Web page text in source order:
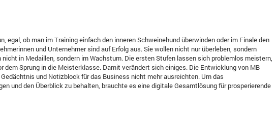
egal, ob man im Training einfach den inneren Schweinehund überwinden oder im Finale den
und Unternehmer sind auf Erfolg aus. Sie wollen nicht nur überleben, sondern
in Medaillen, sondern im Wachstum. Die ersten Stufen lassen sich problemlos meistern,
dem Sprung in die Meisterklasse. Damit verändert sich einiges. Die Entwicklung von MB
und Notizblock für das Business nicht mehr ausreichten. Um das
und den Überblick zu behalten, brauchte es eine digitale Gesamtlösung für prosperierende